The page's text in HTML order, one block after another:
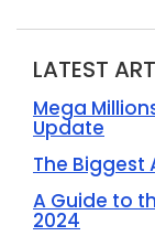
LATEST
Mega
Update
The Biggest
A Guide to
2024